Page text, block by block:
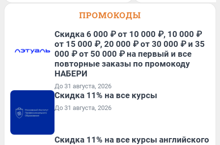
ПРОМОКОДЫ
Скидка 6 000 ₽ от 10 000 ₽, 10 000 ₽
от 15 000 ₽, 20 000 ₽ от 30 000 ₽ и 35
000 ₽ от 50 000 ₽ на первый и все
повторные заказы по промокоду
НАБЕРИ
До 31 августа, 2026
Скидка 11% на все курсы
До 31 августа, 2026
Скидка 11% на все курсы английского